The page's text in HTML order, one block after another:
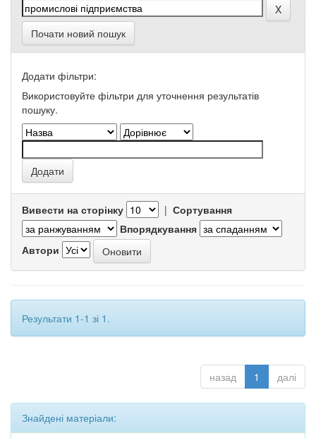
Почати новий пошук
Додати фільтри:
Використовуйте фільтри для уточнення результатів
пошуку.
Вивести на сторінку | Сортування
Впорядкування
Автори
Результати 1-1 зі 1.
назад 1 далі
Знайдені матеріали: